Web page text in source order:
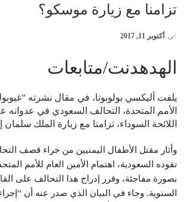
تزامنا مع زيارة موسكو؟
في أكتوبر 11, 2017
الهدهدنت/متابعات
يلفت أليكسي بولوبوتا، في مقال نشرته
الأمم المتحدة، التحالف السعودي في عدوانه
اللائحة السوداء، تزامنا مع زيارة الملك
وأثار مقتل الأطفال اليمنيين من جراء قصف
تقوده السعودية، اهتمام الأمين العام للأمم
بصورة مفاجئة، وقرر إدراج هذا التحالف على
السنوية. وجاء في البيان الذي صدر عنه أن